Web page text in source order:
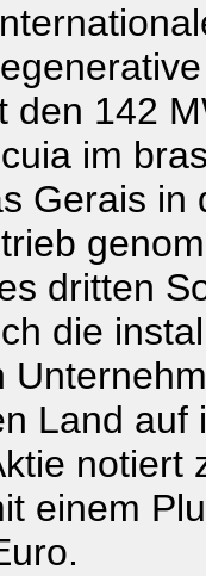
den 142
im
Gerais in
dritten
die
Land auf
notiert
einem